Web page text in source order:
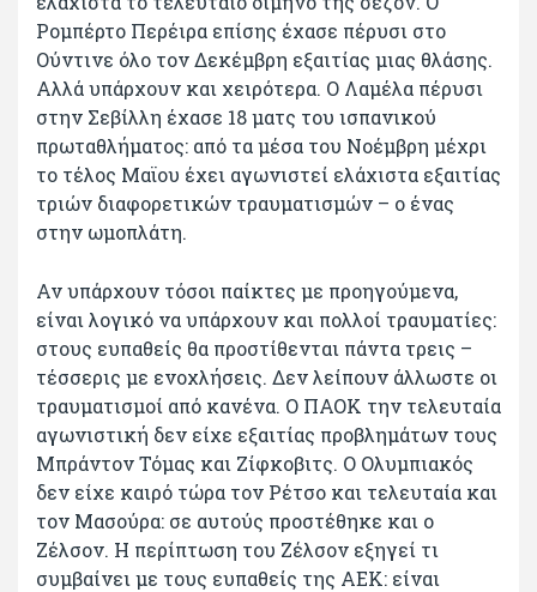
Ρομπέρτο Περέιρα επίσης έχασε πέρυσι στο
Ούντινε όλο τον Δεκέμβρη εξαιτίας μιας θλάσης.
Αλλά υπάρχουν και χειρότερα. Ο Λαμέλα πέρυσι
στην Σεβίλλη έχασε 18 ματς του ισπανικού
πρωταθλήματος: από τα μέσα του Νοέμβρη μέχρι
το τέλος Μαϊου έχει αγωνιστεί ελάχιστα εξαιτίας
τριών διαφορετικών τραυματισμών – ο ένας
στην ωμοπλάτη.
Αν υπάρχουν τόσοι παίκτες με προηγούμενα,
είναι λογικό να υπάρχουν και πολλοί τραυματίες:
στους ευπαθείς θα προστίθενται πάντα τρεις –
τέσσερις με ενοχλήσεις. Δεν λείπουν άλλωστε οι
τραυματισμοί από κανένα. Ο ΠΑΟΚ την τελευταία
αγωνιστική δεν είχε εξαιτίας προβλημάτων τους
Μπράντον Τόμας και Ζίφκοβιτς. Ο Ολυμπιακός
δεν είχε καιρό τώρα τον Ρέτσο και τελευταία και
τον Μασούρα: σε αυτούς προστέθηκε και ο
Ζέλσον. Η περίπτωση του Ζέλσον εξηγεί τι
συμβαίνει με τους ευπαθείς της ΑΕΚ: είναι